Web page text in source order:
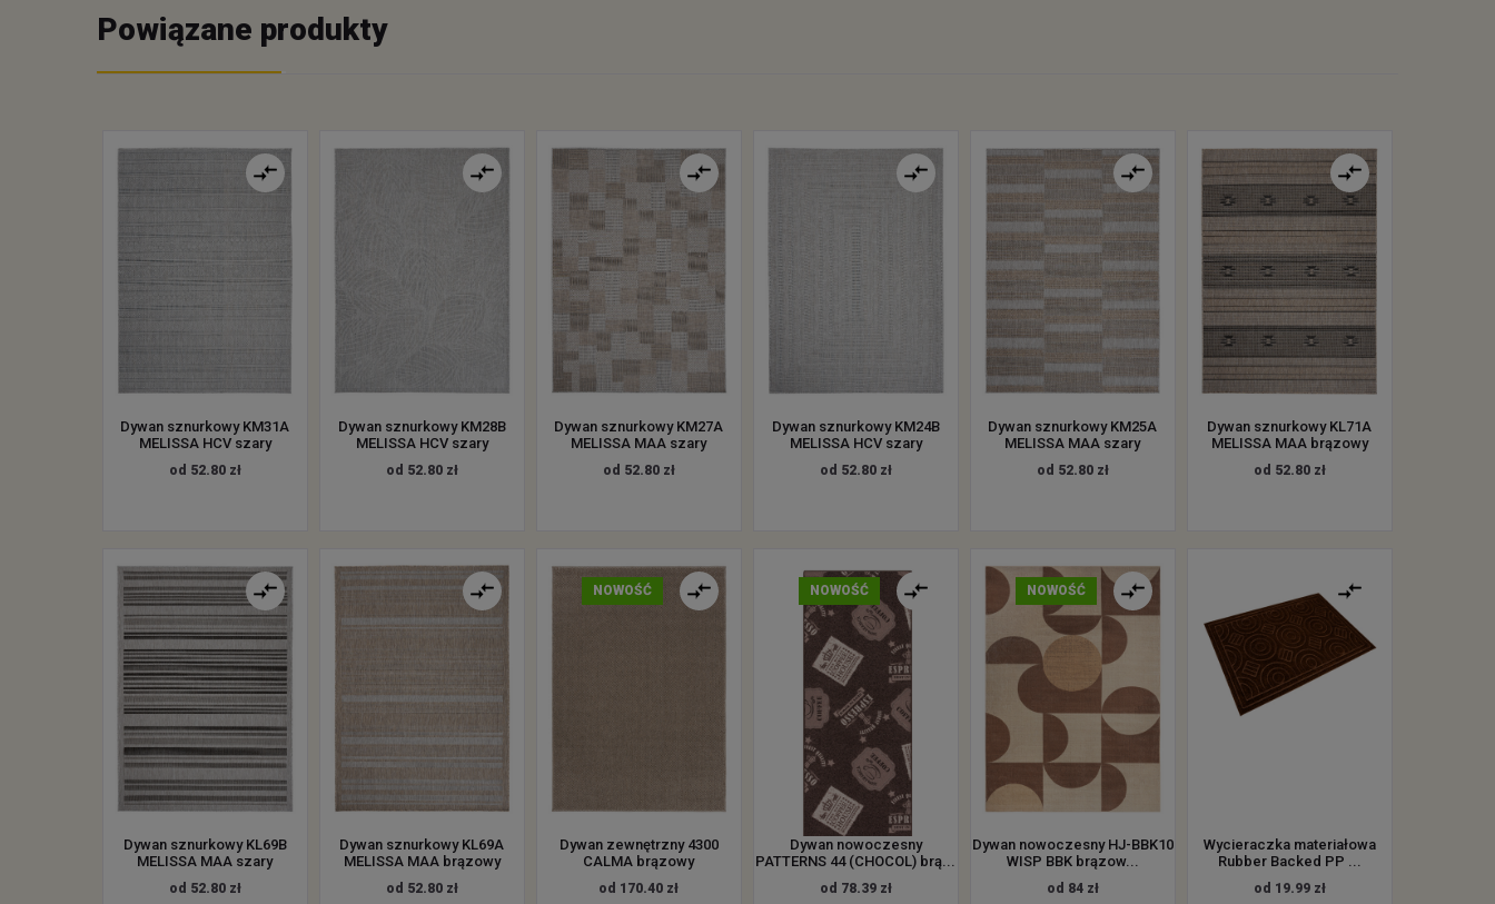
Powiązane produkty
Dywan sznurkowy KM31A
MELISSA HCV szary
od 52.80 zł
Dywan sznurkowy KM28B
MELISSA HCV szary
od 52.80 zł
Dywan sznurkowy KM27A
MELISSA MAA szary
od 52.80 zł
Dywan sznurkowy KM24B
MELISSA HCV szary
od 52.80 zł
Dywan sznurkowy KM25A
MELISSA MAA szary
od 52.80 zł
Dywan sznurkowy KL71A
MELISSA MAA brązowy
od 52.80 zł
Dywan sznurkowy KL69B
MELISSA MAA szary
od 52.80 zł
Dywan sznurkowy KL69A
MELISSA MAA brązowy
od 52.80 zł
NOWOŚĆ
Dywan zewnętrzny 4300
CALMA brązowy
od 170.40 zł
NOWOŚĆ
Dywan nowoczesny
PATTERNS 44 (CHOCOL) brą...
od 78.39 zł
NOWOŚĆ
Dywan nowoczesny HJ-BBK10
WISP BBK brązow...
od 84 zł
Wycieraczka materiałowa
Rubber Backed PP ...
od 19.99 zł